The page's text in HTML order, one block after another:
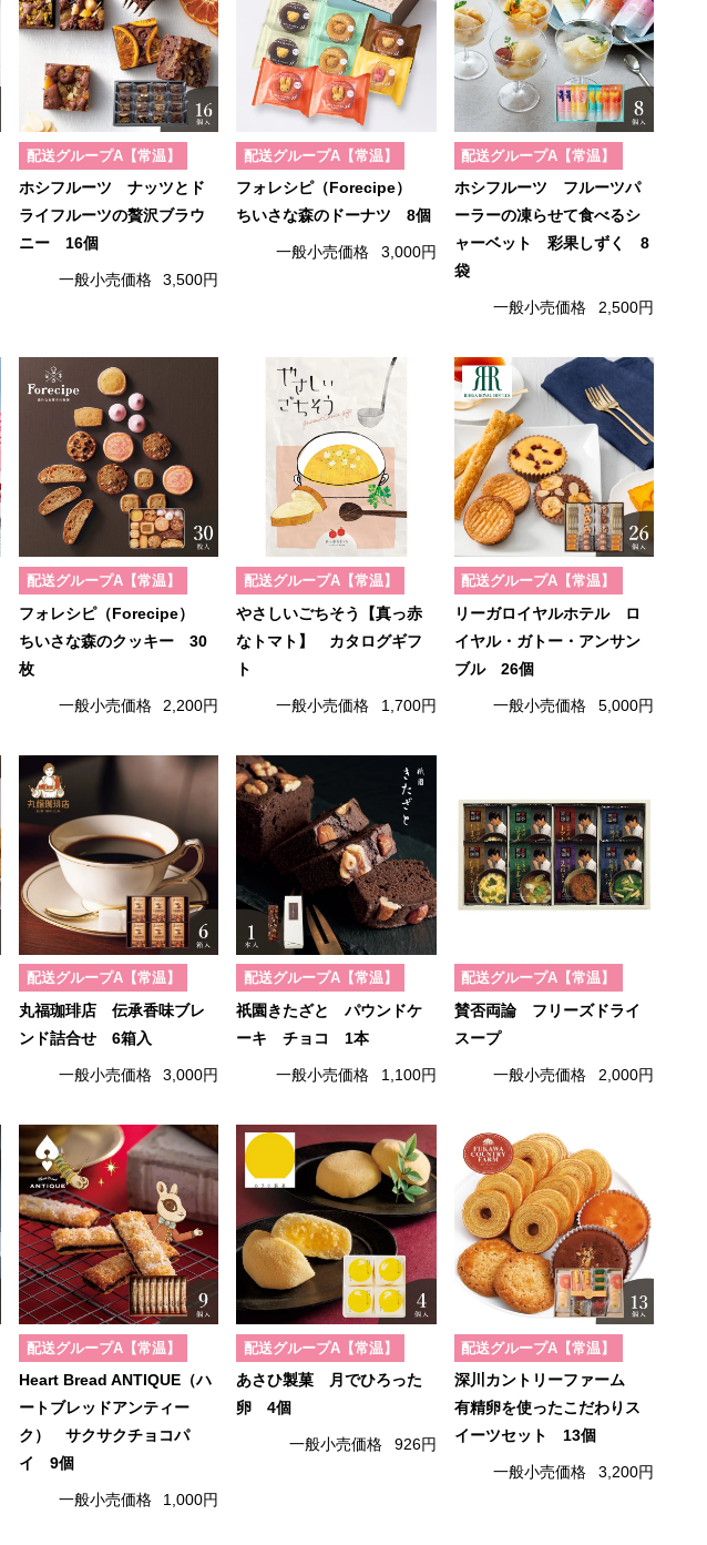
配送グループA【常温】
ホシフルーツ ナッツとド
ライフルーツの贅沢ブラウ
ニー 16個
一般小売価格 3,500円
配送グループA【常温】
フォレシピ（Forecipe）
ちいさな森のドーナツ 8個
一般小売価格 3,000円
配送グループA【常温】
ホシフルーツ フルーツパ
ーラーの凍らせて食べるシ
ャーベット 彩果しずく 8
袋
一般小売価格 2,500円
配送グループA【常温】
フォレシピ（Forecipe）
ちいさな森のクッキー 30
枚
一般小売価格 2,200円
配送グループA【常温】
やさしいごちそう【真っ赤
なトマト】 カタログギフ
ト
一般小売価格 1,700円
配送グループA【常温】
リーガロイヤルホテル ロ
イヤル・ガトー・アンサン
ブル 26個
一般小売価格 5,000円
配送グループA【常温】
丸福珈琲店 伝承香味ブレ
ンド詰合せ 6箱入
一般小売価格 3,000円
配送グループA【常温】
祇園きたざと パウンドケ
ーキ チョコ 1本
一般小売価格 1,100円
配送グループA【常温】
賛否両論 フリーズドライ
スープ
一般小売価格 2,000円
配送グループA【常温】
Heart Bread ANTIQUE（ハ
ートブレッドアンティー
ク） サクサクチョコパ
イ 9個
一般小売価格 1,000円
配送グループA【常温】
あさひ製菓 月でひろった
卵 4個
一般小売価格 926円
配送グループA【常温】
深川カントリーファーム
有精卵を使ったこだわりス
イーツセット 13個
一般小売価格 3,200円